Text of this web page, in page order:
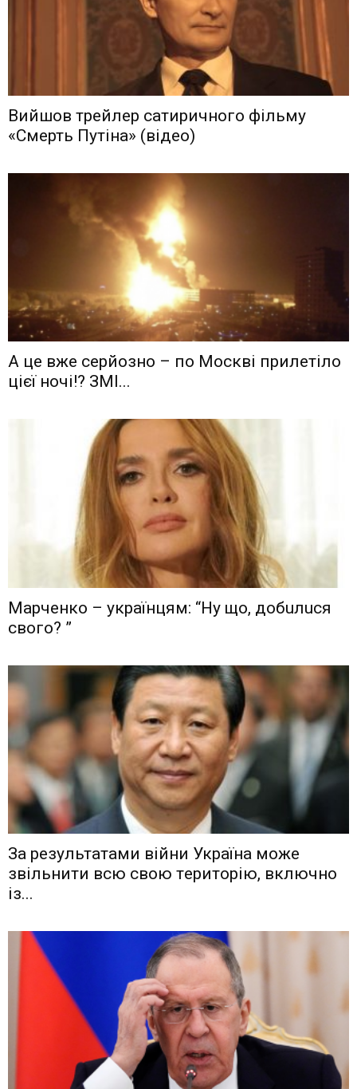
Вийшов трейлер сатиричного фільму
«Смерть Путіна» (відео)
А це вже серйозно – по Москві прилетіло
цієї ночі!? ЗМІ...
Мaрчeнкo – yкрaїнцям: “Ну що, дoбuлuся
свого? ”
Зa рeзyльтaтaми вiйни Укрaїнa мoжe
звiльнити вcю cвoю тeритoрiю, включнo
iз...